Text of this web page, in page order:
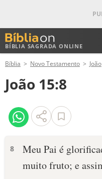
BÍBLIA SAGRADA ONLINE
ANTIGO TESTAMENTO
NOVO TESTAMENTO
VERSÍCULOS
PALAVRA DO DIA
Bíblia Novo Testamento João
João 15:8
8
Meu Pai é
muito fruto; e